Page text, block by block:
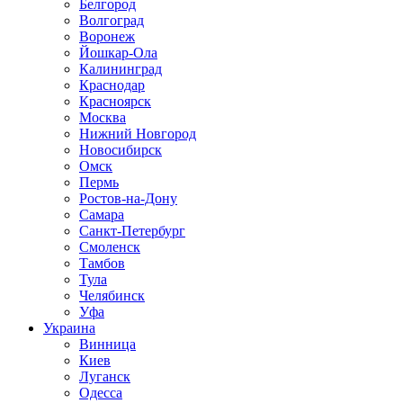
Белгород
Волгоград
Воронеж
Йошкар-Ола
Калининград
Краснодар
Красноярск
Москва
Нижний Новгород
Новосибирск
Омск
Пермь
Ростов-на-Дону
Самара
Санкт-Петербург
Смоленск
Тамбов
Тула
Челябинск
Уфа
Украина
Винница
Киев
Луганск
Одесса